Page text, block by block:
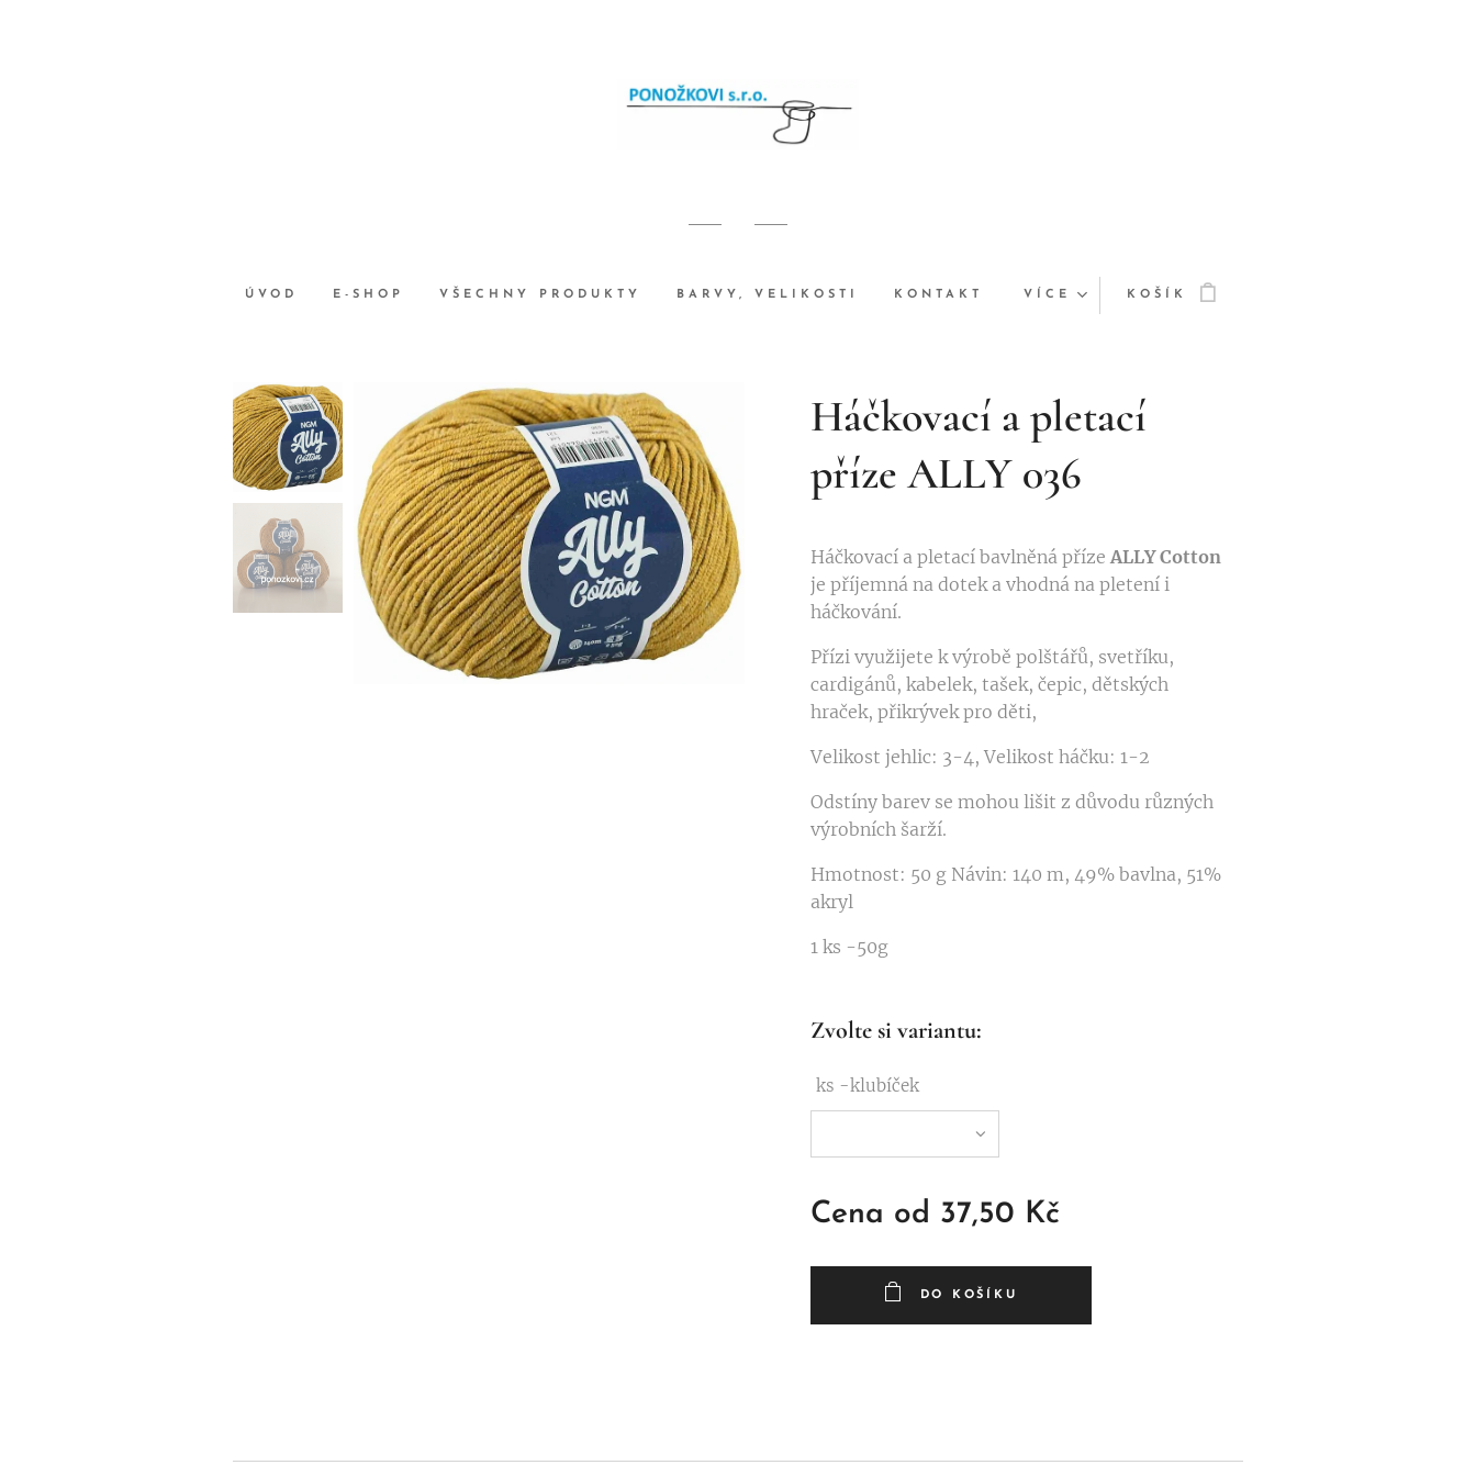
ÚVOD E-SHOP VŠECHNY PRODUKTY BARVY, VELIKOSTI KONTAKT VÍCE KOŠÍK
Háčkovací a pletací
příze ALLY 036
Háčkovací a pletací bavlněná přízeALLYCotton
je příjemná na dotek a vhodná na pletení i
háčkování.
Přízi využijete k výrobě polštářů, svetříku,
cardigánů, kabelek, tašek, čepic, dětských
hraček, přikrývek pro děti,
Velikost jehlic: 3-4, Velikost háčku: 1-2
Odstíny barev se mohou lišit z důvodu různých
výrobních šarží.
Hmotnost: 50 g Návin: 140 m, 49% bavlna, 51%
akryl
1 ks -50g
Zvolte si variantu:
ks -klubíček
Cena od 37,50 Kč
DO KOŠÍKU